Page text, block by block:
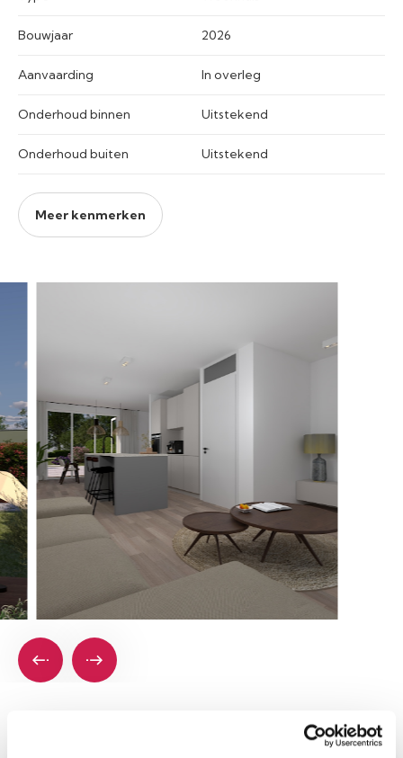
Bouwjaar 2026
Aanvaarding In overleg
Onderhoud binnen Uitstekend
Onderhoud buiten Uitstekend
Meer kenmerken